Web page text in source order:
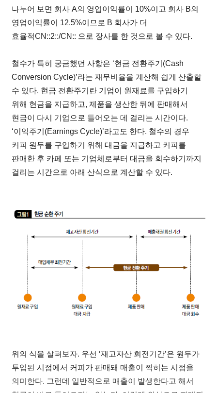
나누어 보면 회사 A의 영업이익률이 10%이고 회사 B의
영업이익률이 12.5%이므로 B 회사가 더
효율적CN::2::/CN:: 으로 장사를 한 것으로 볼 수 있다.
철수가 특히 궁금했던 사항은 ‘현금 전환주기(Cash
Conversion Cycle)’라는 재무비율을 계산해 쉽게 산출할
수 있다. 현금 전환주기란 기업이 원재료를 구입하기
위해 현금을 지급하고, 제품을 생산한 뒤에 판매해서
현금이 다시 기업으로 들어오는 데 걸리는 시간이다.
‘이익주기(Earnings Cycle)’라고도 한다. 철수의 경우
커피 원두를 구입하기 위해 대금을 지급하고 커피를
판매한 후 카페 또는 기업체로부터 대금을 회수하기까지
걸리는 시간으로 아래 산식으로 계산할 수 있다.
위의 식을 살펴보자. 우선 ‘재고자산 회전기간’은 원두가
투입된 시점에서 커피가 판매돼 매출이 찍히는 시점을
의미한다. 그런데 일반적으로 매출이 발생한다고 해서